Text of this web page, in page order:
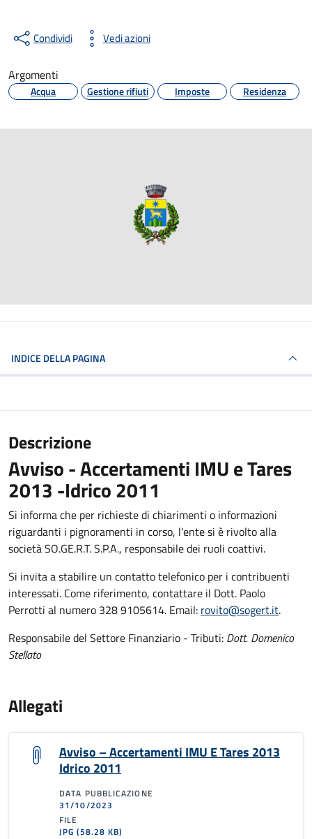
Condividi Vedi azioni
Argomenti
Acqua Gestione rifiuti Imposte Residenza
INDICE DELLA PAGINA
Descrizione
Avviso - Accertamenti IMU e Tares
2013 -Idrico 2011
Si informa che per richieste di chiarimenti o informazioni
riguardanti i pignoramenti in corso, l'ente si è rivolto alla
società SO.GE.R.T. S.P.A., responsabile dei ruoli coattivi.
Si invita a stabilire un contatto telefonico per i contribuenti
interessati. Come riferimento, contattare il Dott. Paolo
Perrotti al numero 328 9105614. Email: rovito@sogert.it.
Responsabile del Settore Finanziario - Tributi: Dott. Domenico
Stellato
Allegati
Avviso – Accertamenti IMU E Tares 2013
Idrico 2011
DATA PUBBLICAZIONE
31/10/2023
FILE
JPG(58.28 KB)